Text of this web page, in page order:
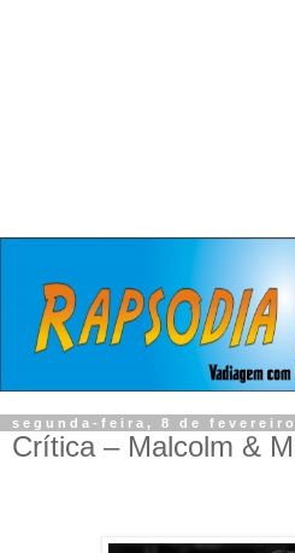
segunda-feira, 8 de fevereiro
Crítica – Malcolm &